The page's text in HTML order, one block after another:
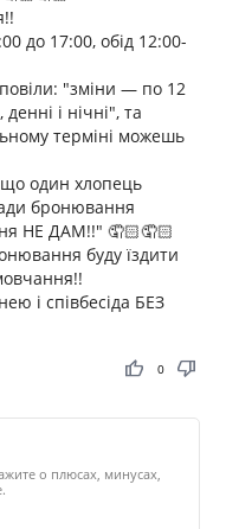
до 17:00, обід 12:00-
"зміни — по 12
і нічні", та
терміні можешь
один хлопець
бронювання
НЕ ДАМ!!" 🤦🏻🤦🏻
буду їздити
і співбесіда БЕЗ
thumb_up thumb_down
0
о плюсах, минусах,